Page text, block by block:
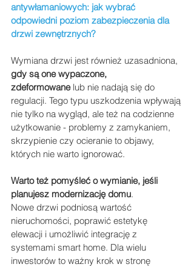
antywłamaniowych: jak wybrać
odpowiedni poziom zabezpieczenia dla
drzwi zewnętrznych?
Wymiana drzwi jest również uzasadniona,
gdy są one wypaczone,
zdeformowane lub nie nadają się do
regulacji. Tego typu uszkodzenia wpływają
nie tylko na wygląd, ale też na codzienne
użytkowanie - problemy z zamykaniem,
skrzypienie czy ocieranie to objawy,
których nie warto ignorować.
Warto też pomyśleć o wymianie, jeśli
planujesz modernizację domu.
Nowe drzwi podniosą wartość
nieruchomości, poprawić estetykę
elewacji i umożliwić integrację z
systemami smart home. Dla wielu
inwestorów to ważny krok w stronę